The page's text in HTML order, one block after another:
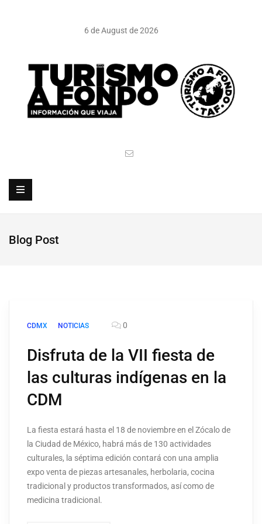
6 de August de 2026
Blog Post
CDMX NOTICIAS 0
Disfruta de la VII fiesta de
las culturas indígenas en la
CDM
La fiesta estará hasta el 18 de noviembre en el Zócalo de
la Ciudad de México, habrá más de 130 actividades
culturales, la séptima edición contará con una amplia
expo venta de piezas artesanales, herbolaria, cocina
tradicional y productos transformados, así como de
medicina tradicional.